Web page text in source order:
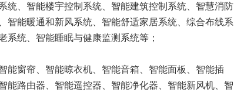
统、智能楼宇控制系统、智能建筑控制系统、智慧消防
智能暖通和新风系统、智能舒适家居系统、综合布线系
系统、智能睡眠与健康监测系统等；
能窗帘、智能晾衣机、智能音箱、智能面板、智能插
能路由器、智能遥控器、智能净化器、智能新风机、智